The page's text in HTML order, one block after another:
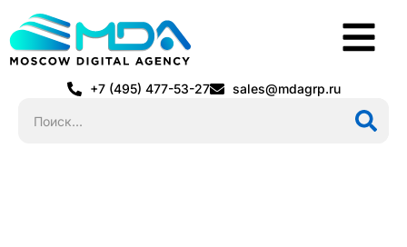
+7 (495) 477-53-27 sales@mdagrp.ru